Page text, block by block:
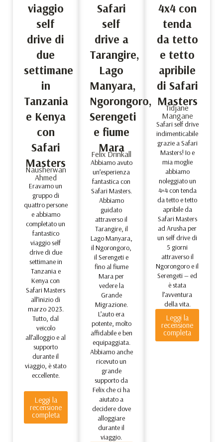
viaggio
self
drive di
due
settimane
in
Tanzania
e Kenya
con
Safari
Masters
Nausherwan
Ahmed
Eravamo un
gruppo di
quattro persone
e abbiamo
completato un
fantastico
viaggio self
drive di due
settimane in
Tanzania e
Kenya con
Safari Masters
all’inizio di
marzo 2023.
Tutto, dal
veicolo
all’alloggio e al
supporto
durante il
viaggio, è stato
eccellente.
Leggi la
recensione
completa
Safari
self
drive a
Tarangire,
Lago
Manyara,
Ngorongoro,
Serengeti
e fiume
Mara
Felix Drinkall
Abbiamo avuto
un’esperienza
fantastica con
Safari Masters.
Abbiamo
guidato
attraverso il
Tarangire, il
Lago Manyara,
il Ngorongoro,
il Serengeti e
fino al fiume
Mara per
vedere la
Grande
Migrazione.
L’auto era
potente, molto
affidabile e ben
equipaggiata.
Abbiamo anche
ricevuto un
grande
supporto da
Felix che ci ha
aiutato a
decidere dove
alloggiare
durante il
viaggio.
4x4 con
tenda
da tetto
e tetto
apribile
di Safari
Masters
Tidjane
Mangane
Safari self drive
indimenticabile
grazie a Safari
Masters! Io e
mia moglie
abbiamo
noleggiato un
4×4 con tenda
da tetto e tetto
apribile da
Safari Masters
ad Arusha per
un self drive di
5 giorni
attraverso il
Ngorongoro e il
Serengeti — ed
è stata
l’avventura
della vita.
Leggi la
recensione
completa